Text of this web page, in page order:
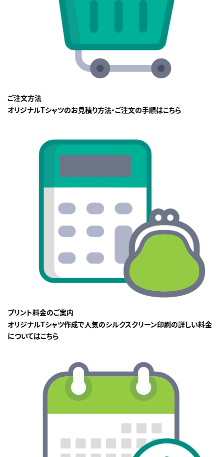
ご注文方法
オリジナルTシャツのお見積り方法・ご注文の手順はこちら
プリント料金のご案内
オリジナルTシャツ作成で人気のシルクスクリーン印刷の詳しい料金
についてはこちら